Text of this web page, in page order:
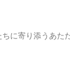
に寄り添うあた